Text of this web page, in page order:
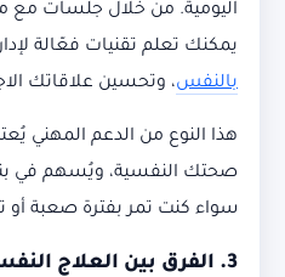
اليومية. من خلال جلسات مع
يمكنك تعلم تقنيات فعّالة
بالنفس، وتحسين علاقاتك
هذا النوع من الدعم المهني
صحتك النفسية، ويُسهم في
سواء كنت تمر بفترة صعبة أو
3. الفرق بين العلاج